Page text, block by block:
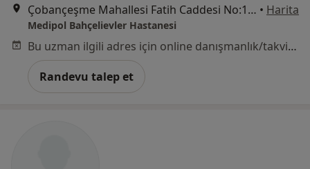
Çobançeşme Mahallesi Fatih Caddesi No:1/8, Bahçelievler • Harita
Medipol Bahçelievler Hastanesi
Bu uzman ilgili adres için online danışmanlık/takvim sunmuyor.
Randevu talep et